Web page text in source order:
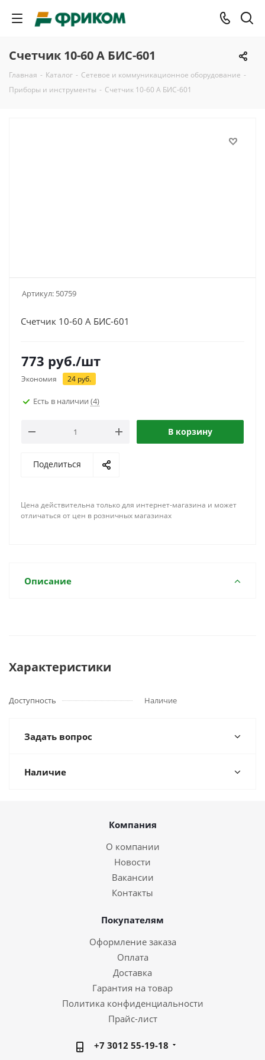
Счетчик 10-60 А БИС-601
Главная - Каталог - Сетевое и коммуникационное оборудование -
Приборы и инструменты - Счетчик 10-60 А БИС-601
Артикул: 50759
Счетчик 10-60 А БИС-601
773 руб./шт
Экономия 24 руб.
Есть в наличии (4)
В корзину
Поделиться
Цена действительна только для интернет-магазина и может
отличаться от цен в розничных магазинах
Описание
Характеристики
Доступность Наличие
Задать вопрос
Наличие
Компания
О компании
Новости
Вакансии
Контакты
Покупателям
Оформление заказа
Оплата
Доставка
Гарантия на товар
Политика конфиденциальности
Прайс-лист
+7 3012 55-19-18